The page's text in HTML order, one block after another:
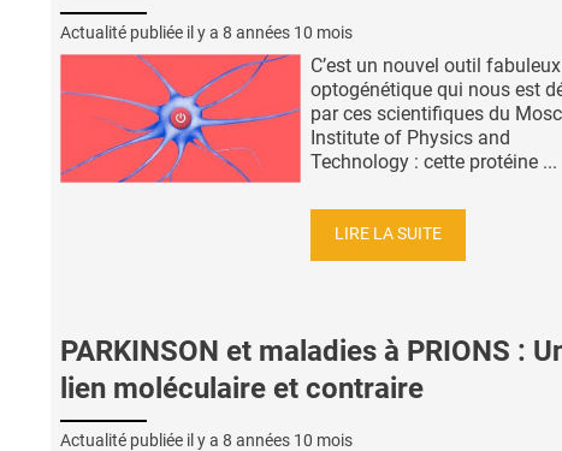
Actualité publiée il y a 8 années 10 mois
C’est un nouvel outil
optogénétique qui nous est
par ces scientifiques du
Institute of Physics and
Technology : cette protéine ...
LIRE LA SUITE
PARKINSON et maladies à PRIONS :
lien moléculaire et contraire
Actualité publiée il y a 8 années 10 mois